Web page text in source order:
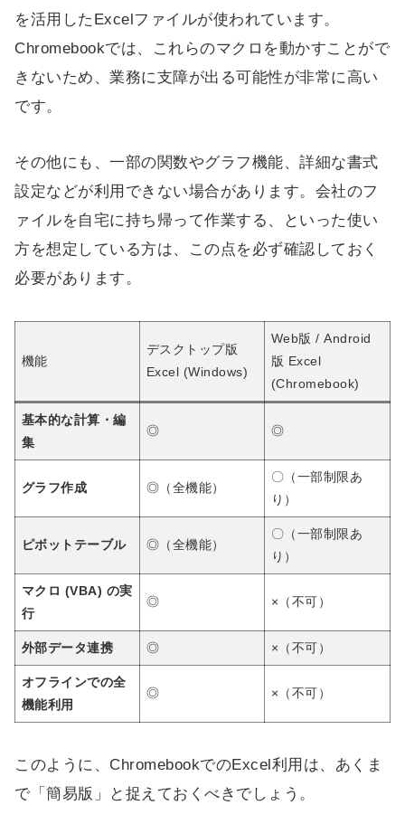
を活用したExcelファイルが使われています。
Chromebookでは、これらのマクロを動かすことがで
きないため、業務に支障が出る可能性が非常に高い
です。
その他にも、一部の関数やグラフ機能、詳細な書式
設定などが利用できない場合があります。会社のフ
ァイルを自宅に持ち帰って作業する、といった使い
方を想定している方は、この点を必ず確認しておく
必要があります。
機能
デスクトップ版
Excel (Windows)
Web版 / Android
版 Excel
(Chromebook)
基本的な計算・編
集
◎ ◎
グラフ作成 ◎（全機能）
〇（一部制限あ
り）
ピボットテーブル ◎（全機能）
〇（一部制限あ
り）
マクロ (VBA) の実
行
◎ ×（不可）
外部データ連携 ◎ ×（不可）
オフラインでの全
機能利用
◎ ×（不可）
このように、ChromebookでのExcel利用は、あくま
で「簡易版」と捉えておくべきでしょう。